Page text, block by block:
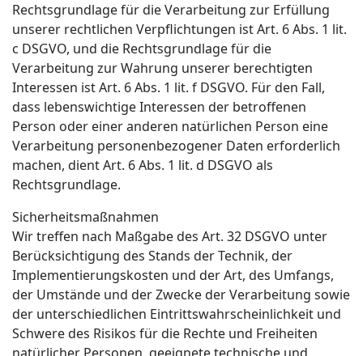
Rechtsgrundlage für die Verarbeitung zur Erfüllung
unserer rechtlichen Verpflichtungen ist Art. 6 Abs. 1 lit.
c DSGVO, und die Rechtsgrundlage für die
Verarbeitung zur Wahrung unserer berechtigten
Interessen ist Art. 6 Abs. 1 lit. f DSGVO. Für den Fall,
dass lebenswichtige Interessen der betroffenen
Person oder einer anderen natürlichen Person eine
Verarbeitung personenbezogener Daten erforderlich
machen, dient Art. 6 Abs. 1 lit. d DSGVO als
Rechtsgrundlage.
Sicherheitsmaßnahmen
Wir treffen nach Maßgabe des Art. 32 DSGVO unter
Berücksichtigung des Stands der Technik, der
Implementierungskosten und der Art, des Umfangs,
der Umstände und der Zwecke der Verarbeitung sowie
der unterschiedlichen Eintrittswahrscheinlichkeit und
Schwere des Risikos für die Rechte und Freiheiten